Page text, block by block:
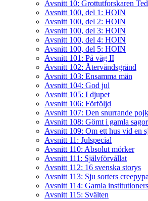
Avsnitt 10: Grottutforskaren
Avsnitt 100, del 1: HOIN
Avsnitt 100, del 2: HOIN
Avsnitt 100, del 3: HOIN
Avsnitt 100, del 4: HOIN
Avsnitt 100, del 5: HOIN
Avsnitt 101: På väg II
Avsnitt 102: Återvändsgränd
Avsnitt 103: Ensamma män
Avsnitt 104: God jul
Avsnitt 105: I djupet
Avsnitt 106: Förföljd
Avsnitt 107: Den snurrande
Avsnitt 108: Gömt i gamla sagor
Avsnitt 109: Om ett hus vid en
Avsnitt 11: Julspecial
Avsnitt 110: Absolut mörker
Avsnitt 111: Självförvållat
Avsnitt 112: 16 svenska storys
Avsnitt 113: Sju sorters
Avsnitt 114: Gamla
Avsnitt 115: Svälten